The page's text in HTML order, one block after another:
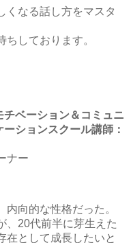
くなる話し方をマスタ
しております。
チベーション＆コミュニ
ーションスクール講師：
ナー
向的な性格だった。
、20代前半に芽生えた
在として成長したいと